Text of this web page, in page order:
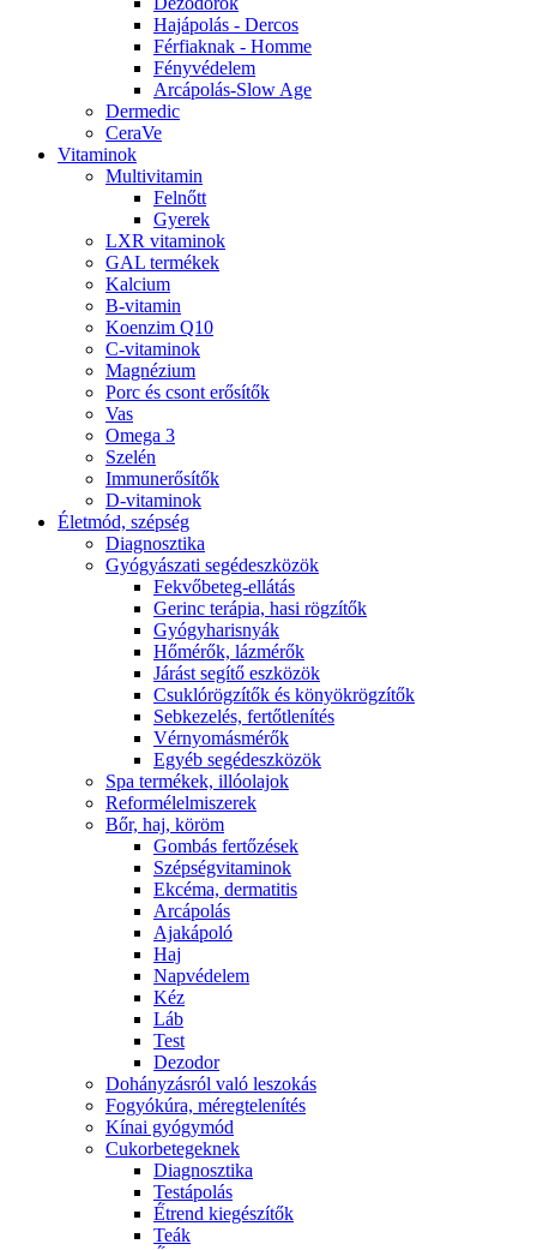
Hajápolás - Dercos
Férfiaknak - Homme
Fényvédelem
Arcápolás-Slow Age
Dermedic
CeraVe
Vitaminok
Multivitamin
Felnőtt
Gyerek
LXR vitaminok
GAL termékek
Kalcium
B-vitamin
Koenzim Q10
C-vitaminok
Magnézium
Porc és csont erősítők
Vas
Omega 3
Szelén
Immunerősítők
D-vitaminok
Életmód, szépség
Diagnosztika
Gyógyászati segédeszközök
Fekvőbeteg-ellátás
Gerinc terápia, hasi rögzítők
Gyógyharisnyák
Hőmérők, lázmérők
Járást segítő eszközök
Csuklórögzítők és könyökrögzítők
Sebkezelés, fertőtlenítés
Vérnyomásmérők
Egyéb segédeszközök
Spa termékek, illóolajok
Reformélelmiszerek
Bőr, haj, köröm
Gombás fertőzések
Szépségvitaminok
Ekcéma, dermatitis
Arcápolás
Ajakápoló
Haj
Napvédelem
Kéz
Láb
Test
Dezodor
Dohányzásról való leszokás
Fogyókúra, méregtelenítés
Kínai gyógymód
Cukorbetegeknek
Diagnosztika
Testápolás
É́trend kiegészítők
Teák